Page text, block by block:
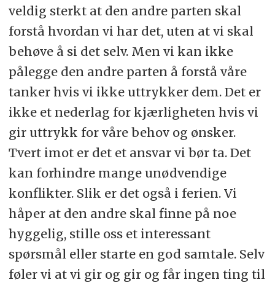
veldig sterkt at den andre parten skal
forstå hvordan vi har det, uten at vi skal
behøve å si det selv. Men vi kan ikke
pålegge den andre parten å forstå våre
tanker hvis vi ikke uttrykker dem. Det er
ikke et nederlag for kjærligheten hvis vi
gir uttrykk for våre behov og ønsker.
Tvert imot er det et ansvar vi bør ta. Det
kan forhindre mange unødvendige
konflikter. Slik er det også i ferien. Vi
håper at den andre skal finne på noe
hyggelig, stille oss et interessant
spørsmål eller starte en god samtale. Selv
føler vi at vi gir og gir og får ingen ting til